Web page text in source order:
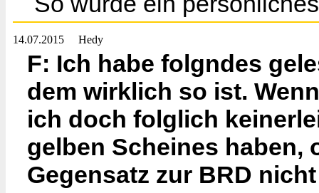
14.07.2015 Hedy
F: Ich habe folgndes
dem wirklich so ist.
ich doch folglich
gelben Scheines haben,
Gegensatz zur BRD